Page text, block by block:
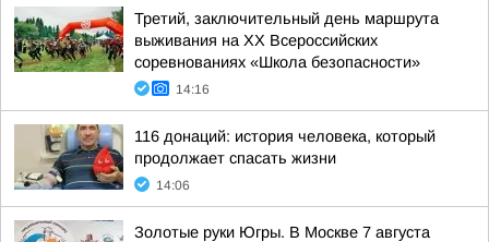
Третий, заключительный день маршрута
выживания на XX Всероссийских
соревнованиях «Школа безопасности»
14:16
116 донаций: история человека, который
продолжает спасать жизни
14:06
Золотые руки Югры. В Москве 7 августа